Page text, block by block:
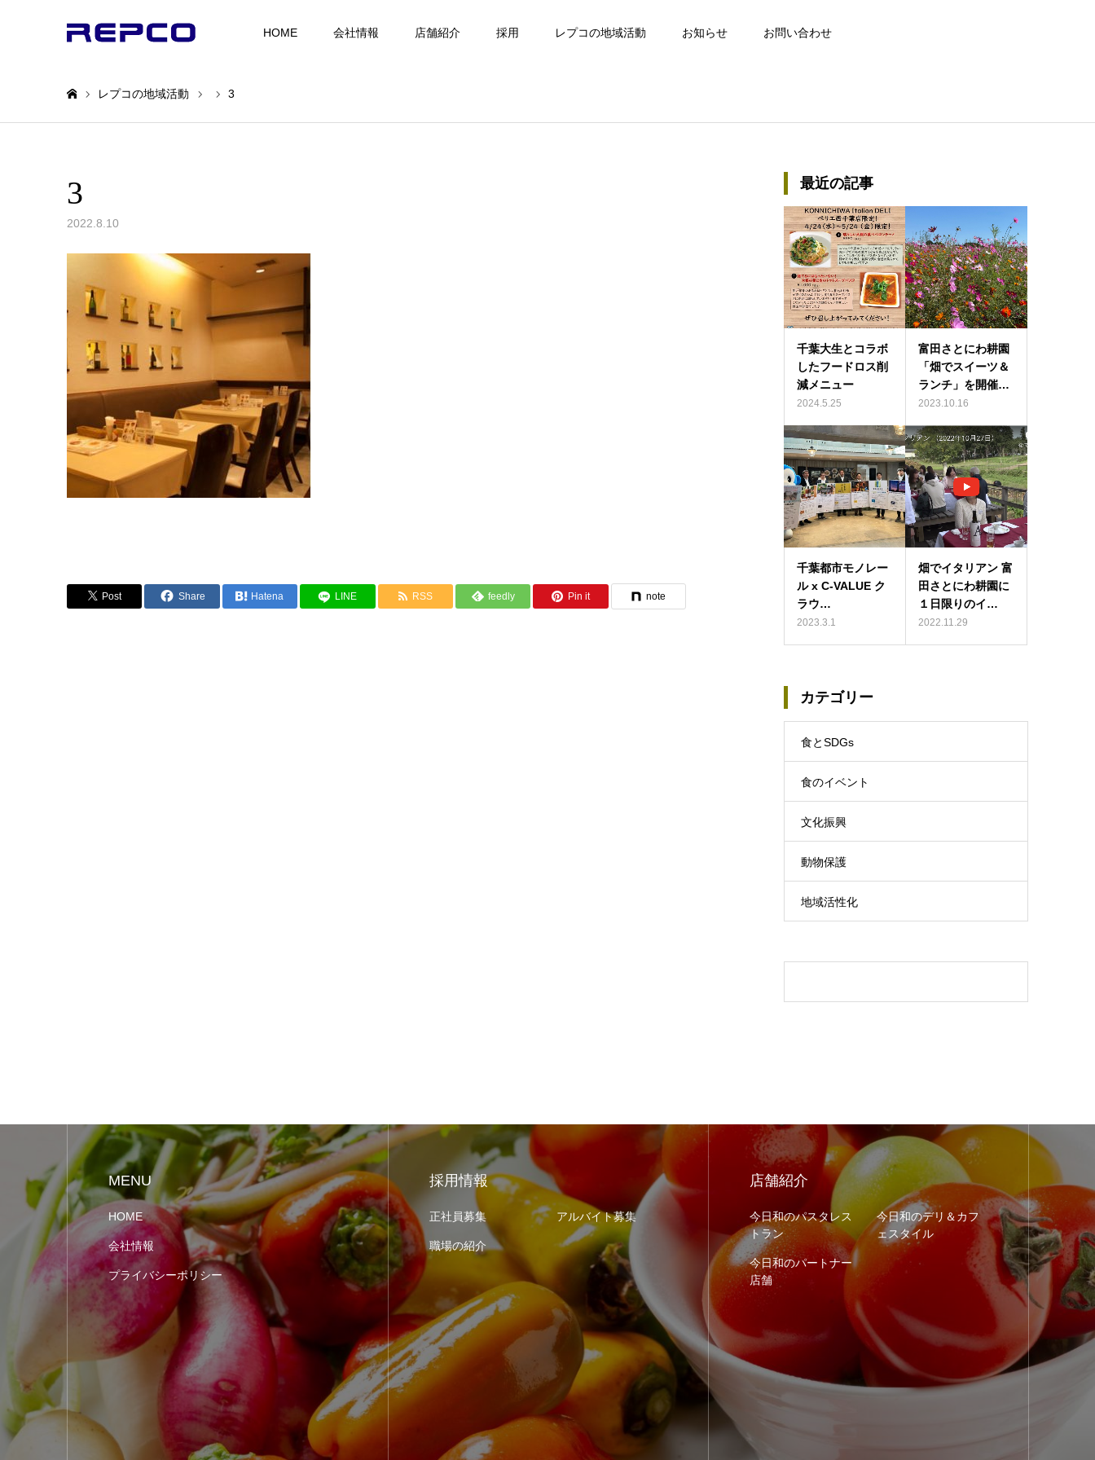
HOME 会社情報 店舗紹介 採用 レプコの地域活動 お知らせ お問い合わせ
レプコの地域活動 3
3
2022.8.10
Post Share Hatena LINE RSS feedly Pin it note
最近の記事
千葉大生とコラボ
したフードロス削
減メニュー
2024.5.25
富田さとにわ耕園
「畑でスイーツ＆
ランチ」を開催…
2023.10.16
千葉都市モノレー
ル x C-VALUE ク
ラウ…
2023.3.1
畑でイタリアン 富
田さとにわ耕園に
１日限りのイ…
2022.11.29
カテゴリー
食とSDGs
食のイベント
文化振興
動物保護
地域活性化
MENU
HOME
会社情報
プライバシーポリシー
採用情報
正社員募集 アルバイト募集
職場の紹介
店舗紹介
今日和のパスタレス
トラン
今日和のデリ＆カフ
ェスタイル
今日和のパートナー
店舗